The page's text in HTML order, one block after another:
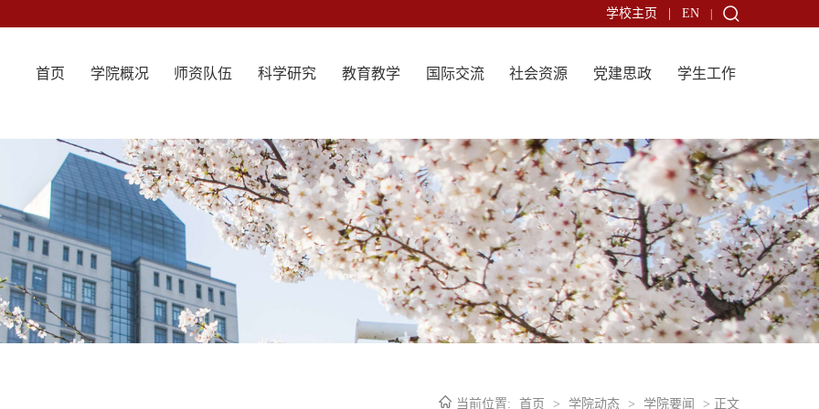
学校主页 EN
首页 学院概况 师资队伍 科学研究 教育教学 国际交流 社会资源 党建思政 学生工作
当前位置: 首页 > 学院动态 > 学院要闻 > 正文